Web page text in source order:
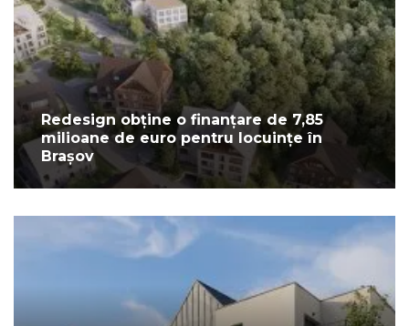
Redesign obține o finanțare de 7,85
milioane de euro pentru locuințe în
Brașov